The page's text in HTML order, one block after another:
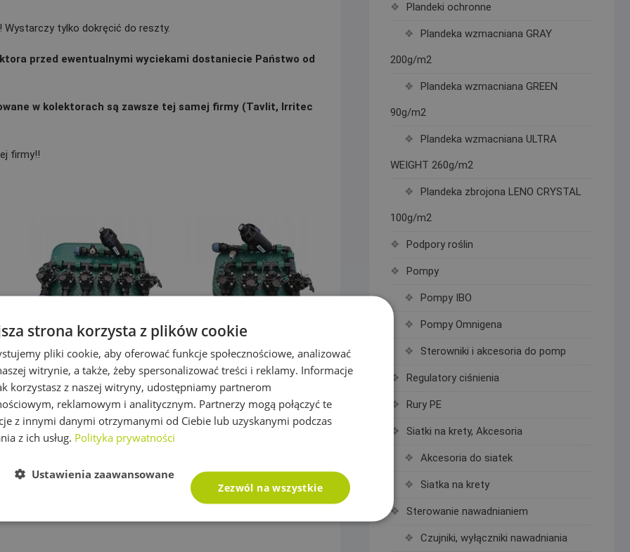
tylko dokręcić do reszty.
przed ewentualnymi wyciekami dostaniecie Państwo od
w kolektorach są zawsze tej samej firmy (Tavlit, Irritec
firmy!!
Zestaw Rain Bird HV 6
sekcji: kolektor z filtrem i
kompresorem oraz
studzienka Jumbo PE20
759,43zł z VAT
Zestaw Rain Bird 4 sekcje:
kolektor z filtrem i
kompresorem oraz
studzienka Standard PE32
537,25zł z VAT
Plandeki ochronne
Plandeka wzmacniana GRAY
200g/m2
Plandeka wzmacniana GREEN
90g/m2
Plandeka wzmacniana ULTRA
WEIGHT 260g/m2
Plandeka zbrojona LENO CRYSTAL
100g/m2
Podpory roślin
Pompy
Pompy IBO
Pompy Omnigena
Sterowniki i akcesoria do pomp
Regulatory ciśnienia
Rury PE
Siatki na krety, Akcesoria
Akcesoria do siatek
Siatka na krety
Sterowanie nawadnianiem
Czujniki, wyłączniki nawadniania
strona korzysta z plików cookie
pliki cookie, aby oferować funkcje społecznościowe, analizować
witrynie, a także, żeby spersonalizować treści i reklamy. Informacje
korzystasz z naszej witryny, udostępniamy partnerom
reklamowym i analitycznym. Partnerzy mogą połączyć te
z innymi danymi otrzymanymi od Ciebie lub uzyskanymi podczas
z ich usług. Polityka prywatności
Zezwól na wszystkie
Ustawienia zaawansowane